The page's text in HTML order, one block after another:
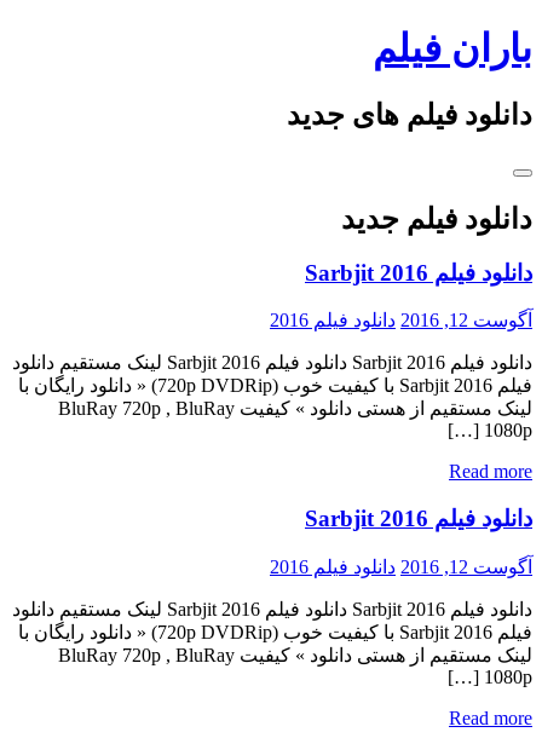
Skip
to
content
باران فیلم
دانلود فیلم های جدید
دانلود فیلم جدید
دانلود فیلم Sarbjit 2016
آگوست 12, 2016 دانلود فیلم 2016
دانلود فیلم Sarbjit 2016 دانلود فیلم Sarbjit 2016 لینک مستقیم دانلود
فیلم Sarbjit 2016 با کیفیت خوب (720p DVDRip) « دانلود رایگان با
لینک مستقیم از هستی دانلود » کیفیت BluRay 720p , BluRay
1080p […]
Read more
دانلود فیلم Sarbjit 2016
آگوست 12, 2016 دانلود فیلم 2016
دانلود فیلم Sarbjit 2016 دانلود فیلم Sarbjit 2016 لینک مستقیم دانلود
فیلم Sarbjit 2016 با کیفیت خوب (720p DVDRip) « دانلود رایگان با
لینک مستقیم از هستی دانلود » کیفیت BluRay 720p , BluRay
1080p […]
Read more